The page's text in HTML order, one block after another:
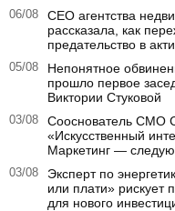
06/08
CEO агентства
рассказала, как
предательство в
05/08
Непонятное
прошло первое
Виктории Стуковой
03/08
Сооснователь CMO
«Искусственный
Маркетинг —
03/08
Эксперт по
или плати» рискует
для нового